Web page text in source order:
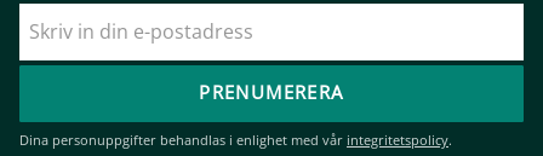
PRENUMERERA
Dina personuppgifter behandlas i enlighet med vår integritetspolicy.